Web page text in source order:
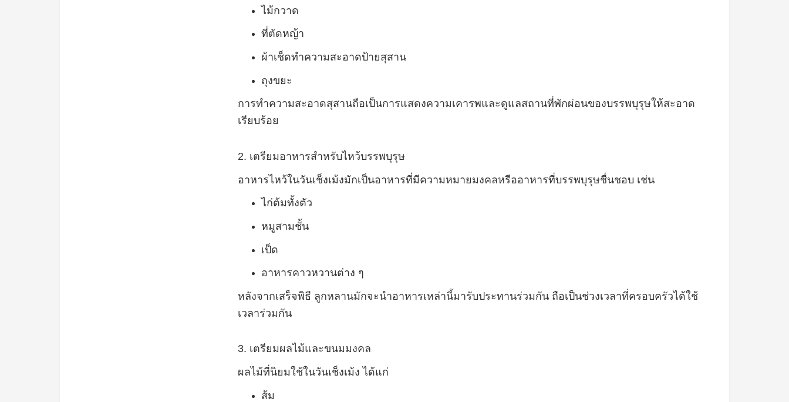
ไม้กวาด
ที่ตัดหญ้า
ผ้าเช็ดทำความสะอาดป้ายสุสาน
ถุงขยะ
การทำความสะอาดสุสานถือเป็นการแสดงความเคารพและดูแลสถานที่พักผ่อนของบรรพบุรุษให้สะอาด
เรียบร้อย
2. เตรียมอาหารสำหรับไหว้บรรพบุรุษ
อาหารไหว้ในวันเช็งเม้งมักเป็นอาหารที่มีความหมายมงคลหรืออาหารที่บรรพบุรุษชื่นชอบ เช่น
ไก่ต้มทั้งตัว
หมูสามชั้น
เป็ด
อาหารคาวหวานต่าง ๆ
หลังจากเสร็จพิธี ลูกหลานมักจะนำอาหารเหล่านี้มารับประทานร่วมกัน ถือเป็นช่วงเวลาที่ครอบครัวได้ใช้
เวลาร่วมกัน
3. เตรียมผลไม้และขนมมงคล
ผลไม้ที่นิยมใช้ในวันเช็งเม้ง ได้แก่
ส้ม